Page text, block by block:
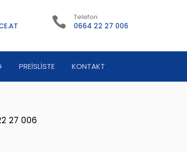
Telefon
0664 22 27 006
PREISLISTE KONTAKT
27 006